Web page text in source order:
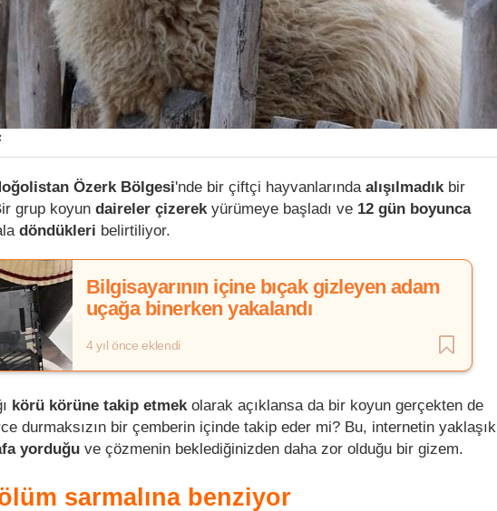
Özerk Bölgesi'nde bir çiftçi hayvanlarında alışılmadık bir
grup koyun daireler çizerekyürümeye başladı ve 12 gün boyunca
döndükleri belirtiliyor.
Bilgisayarının içine bıçak gizleyen adam
uçağa binerken yakalandı
4 yıl önce eklendi
körü körüne takip etmekolarak açıklansa da bir koyun gerçekten de
durmaksızın bir çemberin içinde takip eder mi? Bu, internetin yaklaşık
yorduğu ve çözmenin beklediğinizden daha zor olduğu bir gizem.
sarmalına benziyor